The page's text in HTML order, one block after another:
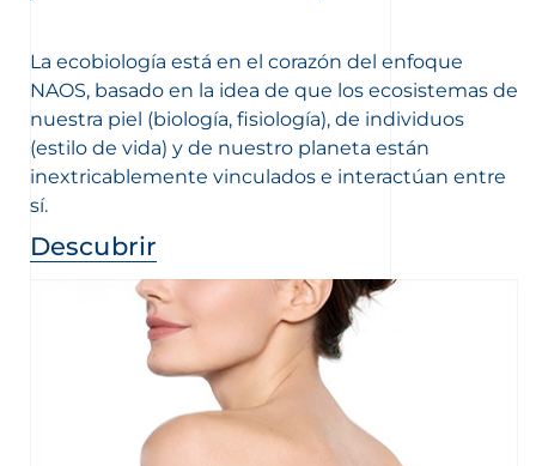
La ecobiología está en el corazón del enfoque
NAOS, basado en la idea de que los ecosistemas de
nuestra piel (biología, fisiología), de individuos
(estilo de vida) y de nuestro planeta están
inextricablemente vinculados e interactúan entre
sí.
Descubrir